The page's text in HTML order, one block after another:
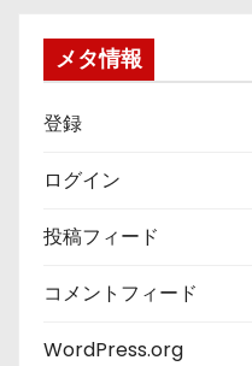
メタ情報
登録
ログイン
投稿フィード
コメントフィード
WordPress.org